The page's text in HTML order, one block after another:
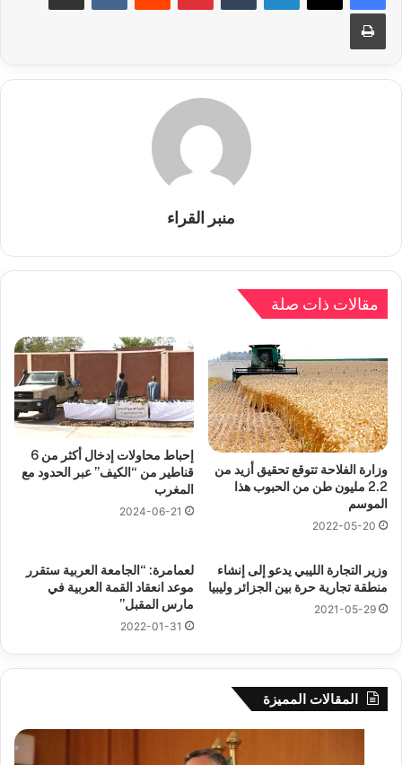
طباعة
منبر القراء
مقالات ذات صلة
وزارة الفلاحة تتوقع تحقيق أزيد من
2.2 مليون طن من الحبوب هذا
الموسم
2022-05-20
إحباط محاولات إدخال أكثر من 6
قناطير من “الكيف” عبر الحدود مع
المغرب
2024-06-21
وزير التجارة الليبي يدعو إلى إنشاء
منطقة تجارية حرة بين الجزائر وليبيا
2021-05-29
لعمامرة: “الجامعة العربية ستقرر
موعد انعقاد القمة العربية في
مارس المقبل”
2022-01-31
المقالات المميزة